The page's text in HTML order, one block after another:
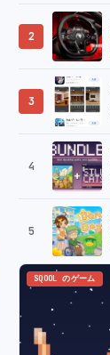
2
3
4
5
SQOOL のゲーム